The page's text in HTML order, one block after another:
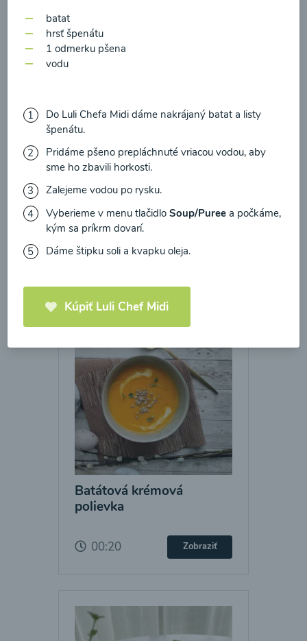
Načítať ďalšie
Polievky mixované
Batátová krémová
polievka
00:20 Zobraziť
batat
hrsť špenátu
1 odmerku pšena
vodu
Do Luli Chefa Midi dáme nakrájaný batat a listy
špenátu.
Pridáme pšeno prepláchnuté vriacou vodou, aby
sme ho zbavili horkosti.
Zalejeme vodou po rysku.
Vyberieme v menu tlačidloSoup/Puree a počkáme,
kým sa príkrm dovarí.
Dáme štipku soli a kvapku oleja.
Kúpiť Luli Chef Midi
prečítal(a)
údajova súhlasím s nimi.